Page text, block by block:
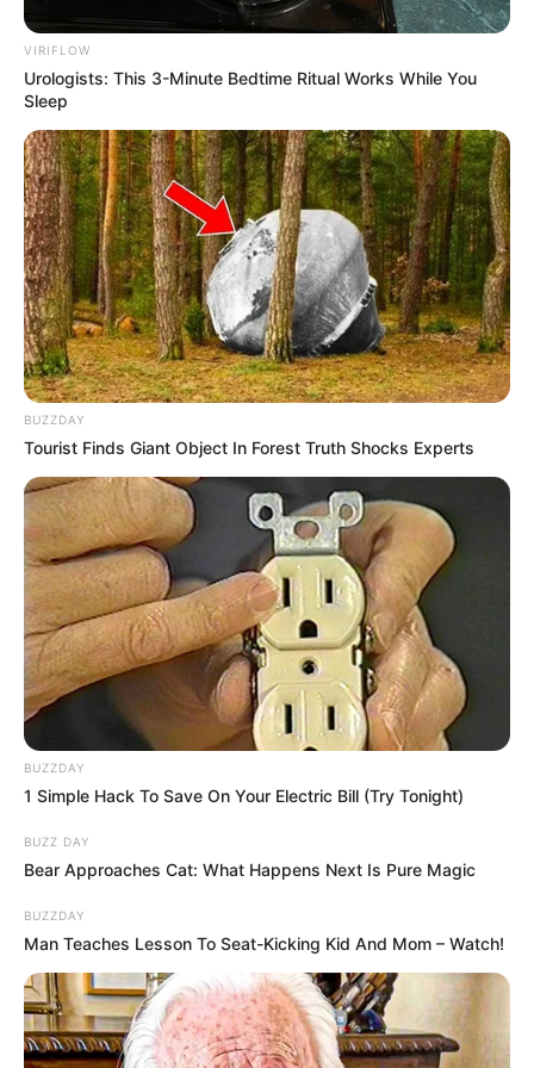
hogy megértsük, hogyan lett Anglia legerősebb
királya az emberiség groteszk héja, vissza kell
mennünk az időben. A férfi, aki kivégzett két
feleséget, és átalakította egy egész nemzet
vallását, olyan szörnyű és méltatlan módon halt
meg, hogy a saját kormánya 450 évig eltussolta a
tényeket.
Az igazság egy lovagi balesettel kezdődik,amely
lassan belülről kifelé rothad. Képzeld el, január 24,
1536, a Greenwich Palace. Henrik, még mindig
viszonylag alkalmas 44 éves korában, hatalmas
harci lovával lovagol az arénába. A tömeg
visszatartja a lélegzetét, amikor Anglia királya
lándzsáját ellenfelére irányítja.
VIRIFLOW
Urologists: This 3-Minute Bedtime Ritual Works While You
Sleep
BUZZDAY
Tourist Finds Giant Object In Forest Truth Shocks Experts
BUZZDAY
1 Simple Hack To Save On Your Electric Bill (Try Tonight)
BUZZ DAY
Bear Approaches Cat: What Happens Next Is Pure Magic
BUZZDAY
Man Teaches Lesson To Seat-Kicking Kid And Mom – Watch!